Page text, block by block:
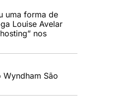
uma forma de
Louise Avelar
nos
Wyndham São